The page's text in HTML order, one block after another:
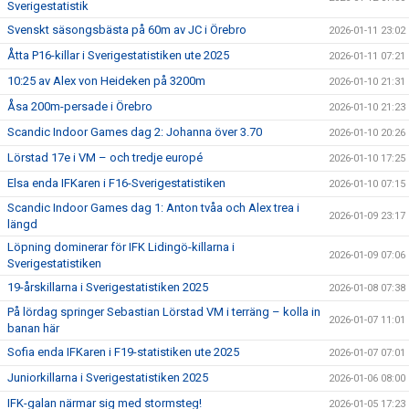
Sverigestatistik
Svenskt säsongsbästa på 60m av JC i Örebro 2026-01-11 23:02
Åtta P16-killar i Sverigestatistiken ute 2025 2026-01-11 07:21
10:25 av Alex von Heideken på 3200m 2026-01-10 21:31
Åsa 200m-persade i Örebro 2026-01-10 21:23
Scandic Indoor Games dag 2: Johanna över 3.70 2026-01-10 20:26
Lörstad 17e i VM – och tredje europé 2026-01-10 17:25
Elsa enda IFKaren i F16-Sverigestatistiken 2026-01-10 07:15
Scandic Indoor Games dag 1: Anton tvåa och Alex trea i
längd
2026-01-09 23:17
Löpning dominerar för IFK Lidingö-killarna i
Sverigestatistiken
2026-01-09 07:06
19-årskillarna i Sverigestatistiken 2025 2026-01-08 07:38
På lördag springer Sebastian Lörstad VM i terräng – kolla in
banan här
2026-01-07 11:01
Sofia enda IFKaren i F19-statistiken ute 2025 2026-01-07 07:01
Juniorkillarna i Sverigestatistiken 2025 2026-01-06 08:00
IFK-galan närmar sig med stormsteg! 2026-01-05 17:23